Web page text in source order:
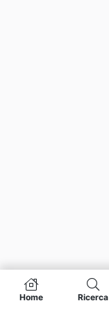
Home Ricerca